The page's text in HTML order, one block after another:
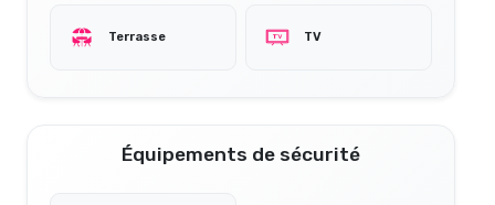
Terrasse TV
Équipements de sécurité